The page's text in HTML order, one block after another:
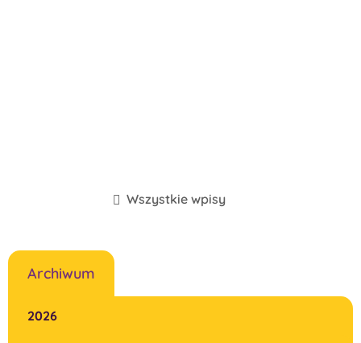
Wszystkie wpisy
Archiwum
2026